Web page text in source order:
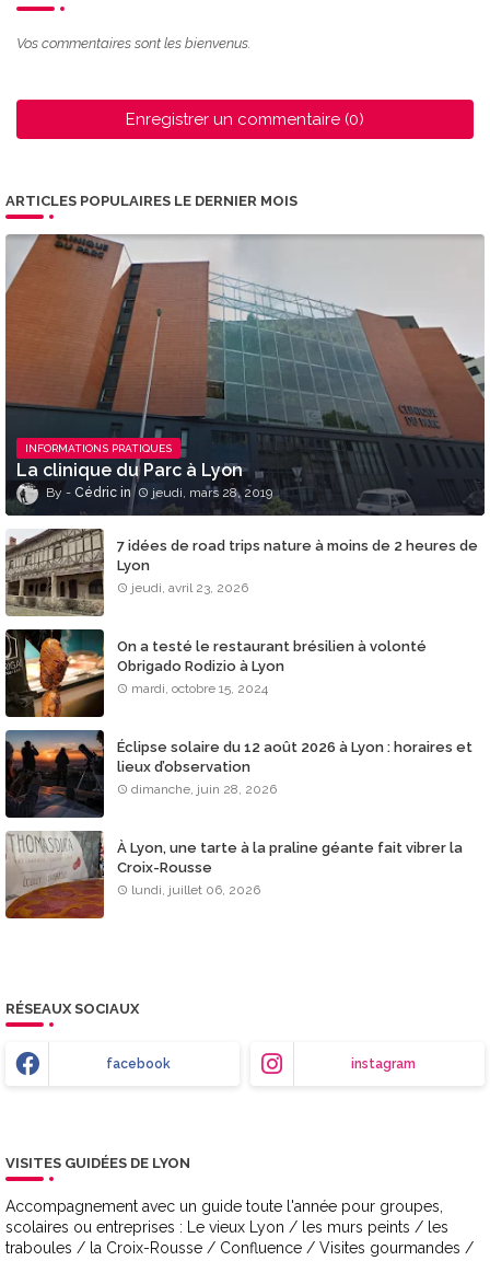
Vos commentaires sont les bienvenus.
Enregistrer un commentaire (0)
ARTICLES POPULAIRES LE DERNIER MOIS
INFORMATIONS PRATIQUES
La clinique du Parc à Lyon
Cédric jeudi, mars 28, 2019
7 idées de road trips nature à moins de 2 heures de
Lyon
jeudi, avril 23, 2026
On a testé le restaurant brésilien à volonté
Obrigado Rodizio à Lyon
mardi, octobre 15, 2024
Éclipse solaire du 12 août 2026 à Lyon : horaires et
lieux d’observation
dimanche, juin 28, 2026
À Lyon, une tarte à la praline géante fait vibrer la
Croix-Rousse
lundi, juillet 06, 2026
RÉSEAUX SOCIAUX
facebook instagram
VISITES GUIDÉES DE LYON
Accompagnement avec un guide toute l'année pour groupes,
scolaires ou entreprises : Le vieux Lyon / les murs peints / les
traboules / la Croix-Rousse / Confluence / Visites gourmandes /